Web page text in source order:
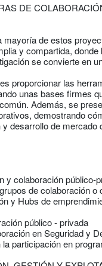
DE
mayoría de estos
y compartida,
se convierte en
proporcionar las
unas bases firmes
Además, se
demostrando
desarrollo de
y colaboración público-
de colaboración o
y Hubs de
público - privada
en Seguridad y
participación en